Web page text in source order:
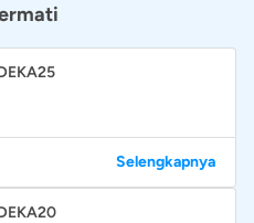
Selengkapnya